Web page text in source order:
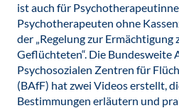
ist auch für
Psychotherapeuten ohne
der „Regelung zur Ermächtigung
Geflüchteten“. Die Bundesweite
Psychosozialen Zentren für
(BAfF) hat zwei Videos erstellt,
Bestimmungen erläutern und